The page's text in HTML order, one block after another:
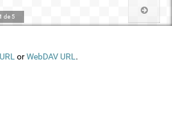
1 de 5
URL orWebDAV URL .